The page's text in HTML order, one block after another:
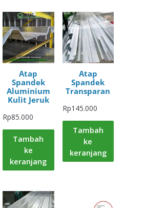
Atap
Spandek
Aluminium
Kulit Jeruk
Rp85.000
Tambah
ke
keranjang
Atap
Spandek
Transparan
Rp145.000
Tambah
ke
keranjang